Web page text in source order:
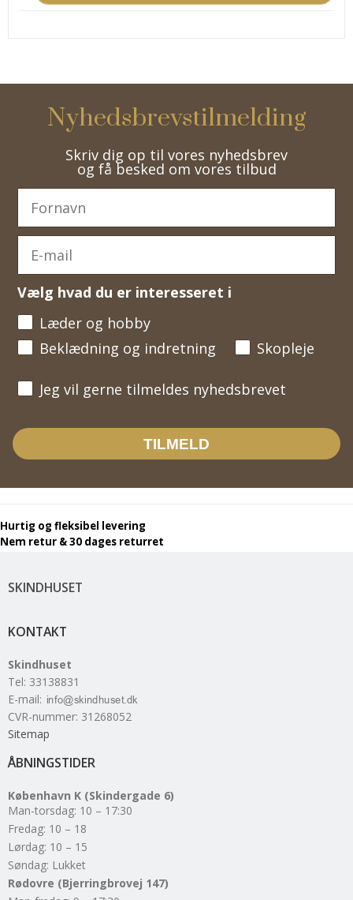
SKINDHUSET
KONTAKT
Skindhuset
Tel: 33138831
E-mail:
CVR-nummer: 31268052
Sitemap
ÅBNINGSTIDER
København K (Skindergade 6)
Man-torsdag: 10 – 17:30
Fredag: 10 – 18
Lørdag: 10 – 15
Søndag: Lukket
Rødovre (Bjerringbrovej 147)
Nyhedsbrevstilmelding
Skriv dig op til vores nyhedsbrev
og få besked om vores tilbud
Vælg hvad du er interesseret i
Læder og hobby
Beklædning og indretning
Skopleje
Jeg vil gerne tilmeldes nyhedsbrevet
Jeg vil gerne tilmeldes nyhedsbrevet
TILMELD
Hurtig og fleksibel levering
Nem retur & 30 dages returret